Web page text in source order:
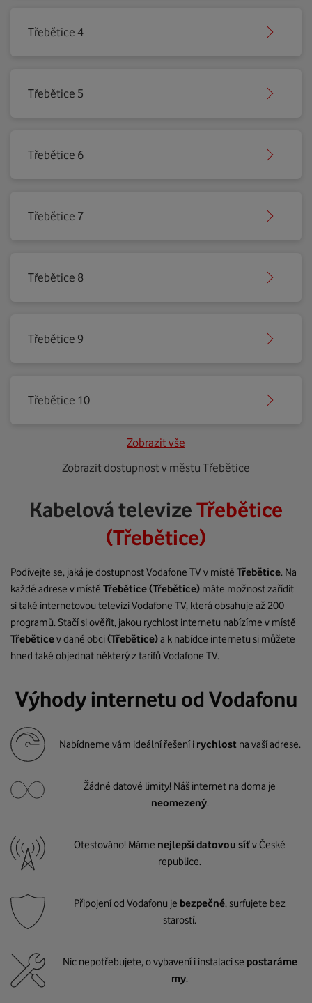
Třebětice 4
Třebětice 5
Třebětice 6
Třebětice 7
Třebětice 8
Třebětice 9
Třebětice 10
Zobrazit vše
Zobrazit dostupnost v městu Třebětice
Kabelová televizeTřebětice
(Třebětice)
Podívejte se, jaká je dostupnost Vodafone TV v místě Třebětice. Na
každé adrese v místě Třebětice(Třebětice) máte možnost zařídit
si také internetovou televizi Vodafone TV, která obsahuje až 200
programů. Stačí si ověřit, jakou rychlost internetu nabízíme v místě
Třeběticev dané obci(Třebětice)a k nabídce internetu si můžete
hned také objednat některý z tarifů Vodafone TV.
Výhody internetu od Vodafonu
Nabídneme vám ideální řešení i rychlost na vaší adrese.
Žádné datové limity! Náš internet na doma je
neomezený.
Otestováno! Máme nejlepší datovou síťv České
republice.
Připojení od Vodafonu je bezpečné, surfujete bez
starostí.
Nic nepotřebujete, o vybavení i instalaci se postaráme
my.